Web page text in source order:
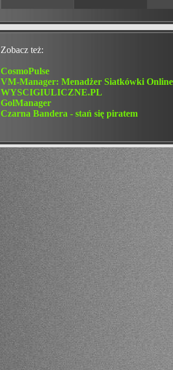
Zobacz też:
CosmoPulse
VM-Manager: Menadżer Siatkówki Online
WYSCIGIULICZNE.PL
GolManager
Czarna Bandera - stań się piratem